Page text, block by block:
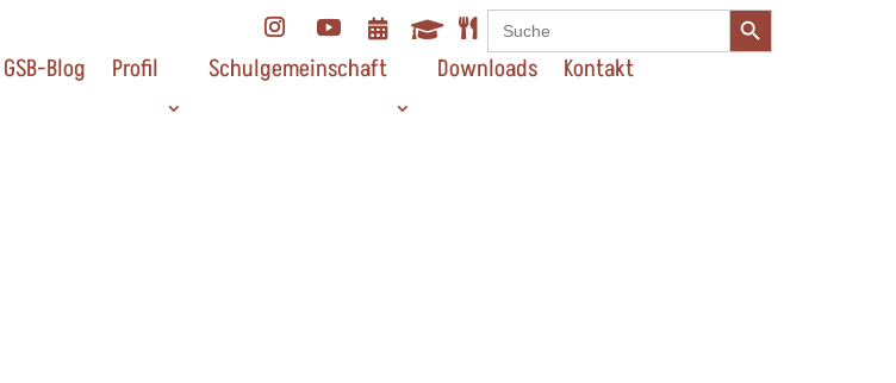
  
Search
for:
Search Button
GSB-Blog Profil Schulgemeinschaft Downloads Kontakt